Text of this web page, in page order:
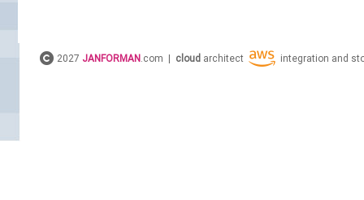
2027 JANFORMAN .com | cloud architect integration and